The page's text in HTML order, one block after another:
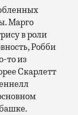
Марго
в роли
Робби
то из
Скарлетт